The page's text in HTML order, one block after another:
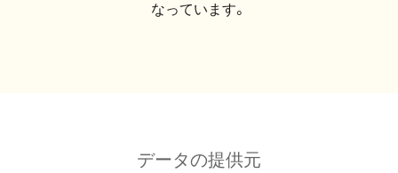
なっています。
データの提供元